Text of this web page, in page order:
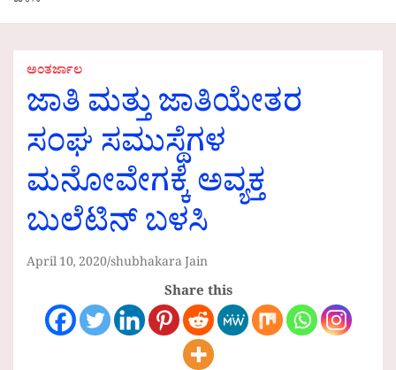
ಅಂತರ್ಜಾಲ
ಜಾತಿ ಮತ್ತು ಜಾತಿಯೇತರ
ಸಂಘ ಸಮುಸ್ಥೆಗಳ
ಮನೋವೇಗಕ್ಕೆ ಅವ್ಯಕ್ತ
ಬುಲೆಟಿನ್ ಬಳಸಿ
April 10, 2020shubhakara Jain
Share this